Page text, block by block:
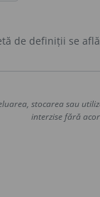
de definiții se
stocarea sau
interzise fără